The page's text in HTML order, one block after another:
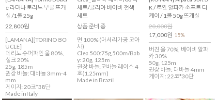
e 라마나 토리노 부클 뜨개
실 /1볼 25g
22,800원
[LAMANA][TORINO BO
UCLE]
메리노 슈퍼파인 울 80%,
실크 20%
25g, 185m
권장 바늘: 대바늘 3mm-4
mm
게이지: 20코*38단
Made in Italy
세트/클리아 베이비 전색
세트
상품 준비 중
면 100% (머서리가공 코아
사)
Clea 500:75g,500m/Bab
y: 20g, 125m
권장 바늘:코바늘 레이스 4
호(1.25mm)
Made in Brazil
K / 로완 알파카 소프트 디
케이 / 1볼 50g 뜨개실
20,000원
17,000원 15%
버진 울 70%, 베이비 알파
카 30%
50g, 125m
권장 바늘: 대바늘 4mm
게이지: 22코*30단